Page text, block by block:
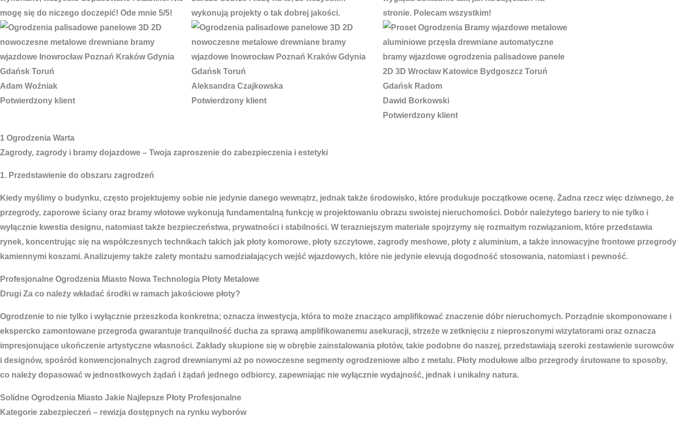
mogę się do niczego doczepić! Ode mnie 5/5!
Adam Woźniak
Potwierdzony klient
wykonują projekty o tak dobrej jakości.
Aleksandra Czajkowska
Potwierdzony klient
stronie. Polecam wszystkim!
Dawid Borkowski
Potwierdzony klient
1 Ogrodzenia Warta
Zagrody, zagrody i bramy dojazdowe – Twoja zaproszenie do zabezpieczenia i estetyki
1. Przedstawienie do obszaru zagrodzeń
Kiedy myślimy o budynku, często projektujemy sobie nie jedynie danego wewnątrz, jednak także środowisko, które produkuje początkowe ocenę. Żadna rzecz więc dziwnego, że
przegrody, zaporowe ściany oraz bramy wlotowe wykonują fundamentalną funkcję w projektowaniu obrazu swoistej nieruchomości. Dobór należytego bariery to nie tylko i
wyłącznie kwestia designu, natomiast także bezpieczeństwa, prywatności i stabilności. W terazniejszym materiale spojrzymy się rozmaitym rozwiązaniom, które przedstawia
rynek, koncentrując się na współczesnych technikach takich jak płoty komorowe, płoty szczytowe, zagrody meshowe, płoty z aluminium, a także innowacyjne frontowe przegrody
kamiennymi koszami. Analizujemy także zalety montażu samodziałających wejść wjazdowych, które nie jedynie elevują dogodność stosowania, natomiast i pewność.
Profesjonalne Ogrodzenia Miasto Nowa Technologia Płoty Metalowe
Drugi Za co należy wkładać środki w ramach jakościowe płoty?
Ogrodzenie to nie tylko i wyłącznie przeszkoda konkretna; oznacza inwestycja, która to może znacząco amplifikować znaczenie dóbr nieruchomych. Porządnie skomponowane i
ekspercko zamontowane przegroda gwarantuje tranquilność ducha za sprawą amplifikowanemu asekuracji, strzeże w zetknięciu z nieproszonymi wizytatorami oraz oznacza
impresjonujące ukończenie artystyczne własności. Zakłady skupione się w obrębie zainstalowania płotów, takie podobne do naszej, przedstawiają szeroki zestawienie surowców
i designów, spośród konwencjonalnych zagrod drewnianymi aż po nowoczesne segmenty ogrodzeniowe albo z metalu. Płoty modułowe albo przegrody śrutowane to sposoby,
co należy dopasować w jednostkowych żądań i żądań jednego odbiorcy, zapewniając nie wyłącznie wydajność, jednak i unikalny natura.
Solidne Ogrodzenia Miasto Jakie Najlepsze Płoty Profesjonalne
Kategorie zabezpieczeń – rewizja dostępnych na rynku wyborów